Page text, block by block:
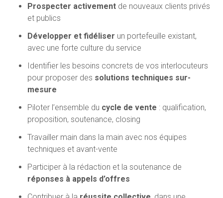
Prospecter activement de nouveaux clients privés
et publics
Développer et fidéliser un portefeuille existant,
avec une forte culture du service
Identifier les besoins concrets de vos interlocuteurs
pour proposer des solutions techniques sur-
mesure
Piloter l’ensemble du cycle de vente : qualification,
proposition, soutenance, closing
Travailler main dans la main avec nos équipes
techniques et avant-vente
Participer à la rédaction et la soutenance de
réponses à appels d’offres